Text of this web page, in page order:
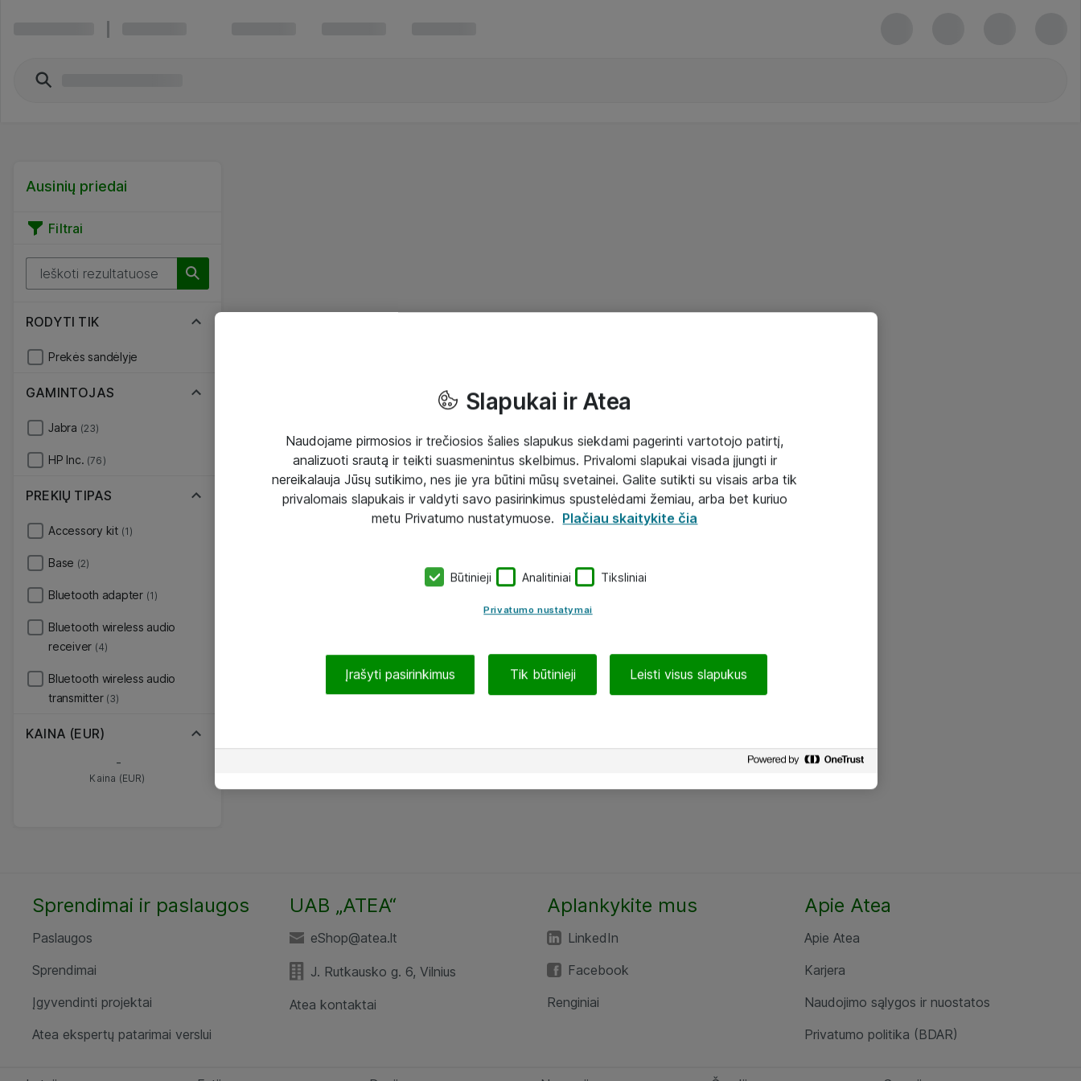
Ausinių priedai
Filtrai
RODYTI TIK
Prekės sandėlyje
GAMINTOJAS
Jabra (23)
HP Inc. (76)
PREKIŲ TIPAS
Accessory kit (1)
Base (2)
Bluetooth adapter (1)
Bluetooth wireless audio
receiver (4)
Bluetooth wireless audio
transmitter (3)
KAINA (EUR)
-
Kaina (EUR)
Sprendimai ir paslaugos
Paslaugos
Sprendimai
Įgyvendinti projektai
Atea ekspertų patarimai verslui
UAB „ATEA“
eShop@atea.lt
J. Rutkausko g. 6, Vilnius
Atea kontaktai
Aplankykite mus
LinkedIn
Facebook
Renginiai
Apie Atea
Apie Atea
Karjera
Naudojimo sąlygos ir nuostatos
Privatumo politika (BDAR)
Slapukai ir Atea
Naudojame pirmosios ir trečiosios šalies slapukus siekdami pagerinti vartotojo patirtį,
analizuoti srautą ir teikti suasmenintus skelbimus. Privalomi slapukai visada įjungti ir
nereikalauja Jūsų sutikimo, nes jie yra būtini mūsų svetainei. Galite sutikti su visais arba tik
privalomais slapukais ir valdyti savo pasirinkimus spustelėdami žemiau, arba bet kuriuo
metu Privatumo nustatymuose. Plačiau skaitykite čia
Būtinieji Analitiniai Tiksliniai
Privatumo nustatymai
Įrašyti pasirinkimus Tik būtinieji Leisti visus slapukus